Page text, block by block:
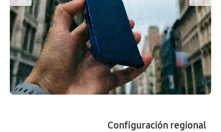
Configuración regional